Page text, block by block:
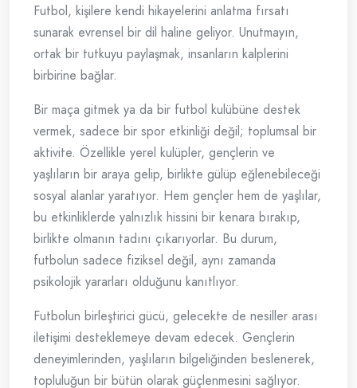
Futbol, kişilere kendi hikayelerini anlatma fırsatı
sunarak evrensel bir dil haline geliyor. Unutmayın,
ortak bir tutkuyu paylaşmak, insanların kalplerini
birbirine bağlar.
Bir maça gitmek ya da bir futbol kulübüne destek
vermek, sadece bir spor etkinliği değil; toplumsal bir
aktivite. Özellikle yerel kulüpler, gençlerin ve
yaşlıların bir araya gelip, birlikte gülüp eğlenebileceği
sosyal alanlar yaratıyor. Hem gençler hem de yaşlılar,
bu etkinliklerde yalnızlık hissini bir kenara bırakıp,
birlikte olmanın tadını çıkarıyorlar. Bu durum,
futbolun sadece fiziksel değil, aynı zamanda
psikolojik yararları olduğunu kanıtlıyor.
Futbolun birleştirici gücü, gelecekte de nesiller arası
iletişimi desteklemeye devam edecek. Gençlerin
deneyimlerinden, yaşlıların bilgeliğinden beslenerek,
topluluğun bir bütün olarak güçlenmesini sağlıyor.